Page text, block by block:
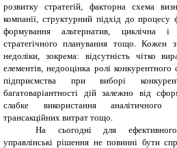
розвитку стратегій, факторна схема
компанії, структурний підхід до процесу
формування альтернатив, циклічна
стратегічного планування тощо. Кожен
недоліки, зокрема: відсутність чітко
елементів, недооцінка ролі
підприємства при виборі
багатоваріантності дій залежно від
слабке використання аналітичного
трансакційних витрат тощо.
На сьогодні для
управлінські рішення не повинні бути